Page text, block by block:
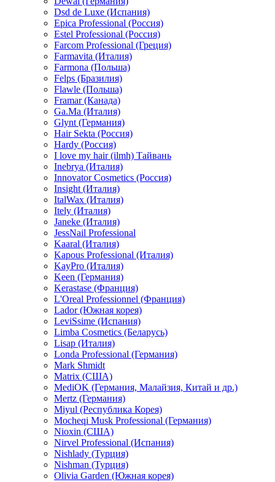
Dsd de Luxe (Испания)
Epica Professional (Россия)
Estel Professional (Россия)
Farcom Professional (Греция)
Farmavita (Италия)
Farmona (Польша)
Felps (Бразилия)
Flawle (Польша)
Framar (Канада)
Ga.Ma (Италия)
Glynt (Германия)
Hair Sekta (Россия)
Hardy (Россия)
I love my hair (ilmh) Тайвань
Inebrya (Италия)
Innovator Cosmetics (Россия)
Insight (Италия)
ItalWax (Италия)
Itely (Италия)
Janeke (Италия)
JessNail Professional
Kaaral (Италия)
Kapous Professional (Италия)
KayPro (Италия)
Keen (Германия)
Kerastase (Франция)
L'Oreal Professionnel (Франция)
Lador (Южная корея)
LeviSsime (Испания)
Limba Cosmetics (Беларусь)
Lisap (Италия)
Londa Professional (Германия)
Mark Shmidt
Matrix (США)
MediOK (Германия, Малайзия, Китай и др.)
Mertz (Германия)
Miyul (Республика Корея)
Mocheqi Musk Professional (Германия)
Nioxin (США)
Nirvel Professional (Испания)
Nishlady (Турция)
Nishman (Турция)
Olivia Garden (Южная корея)